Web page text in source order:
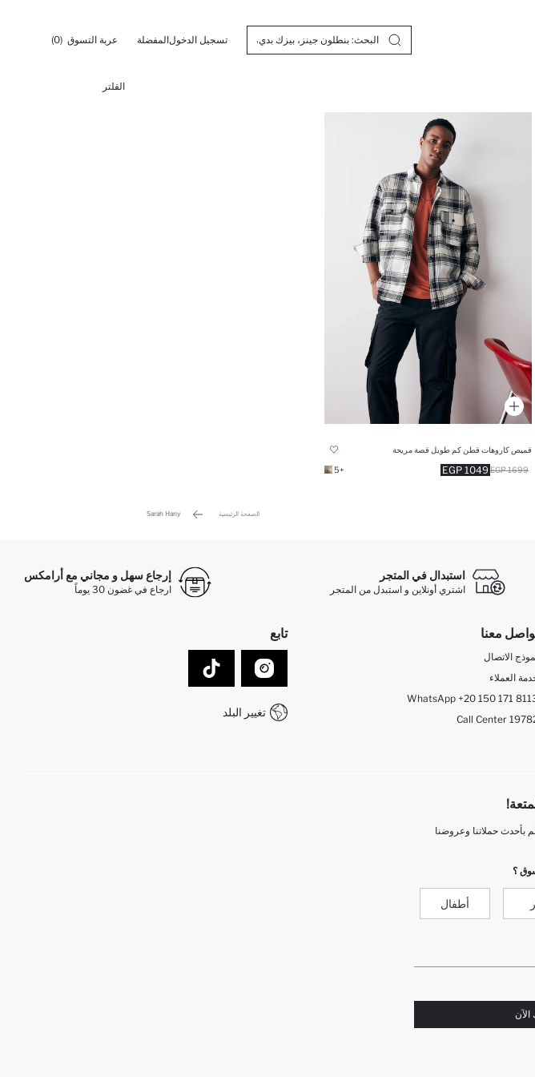
تسجيل الدخولالمفضلة عربة التسوق (0)
الفلتر
قميص كاروهات قطن كم طويل قصة مريحة
1049 EGP 1699 EGP
+5
الصفحة الرئيسية Sarah Hany
استبدال في المتجر
اشتري أونلاين و استبدل من المتجر
إرجاع سهل و مجاني مع أرامكس
ارجاع في غضون 30 يوماً
معنا
الاتصال
العملاء
WhatsApp +20 150 171
Call Center
تابع
تغيير البلد
بأحدث حملاتنا وعروضنا
؟
أطفال